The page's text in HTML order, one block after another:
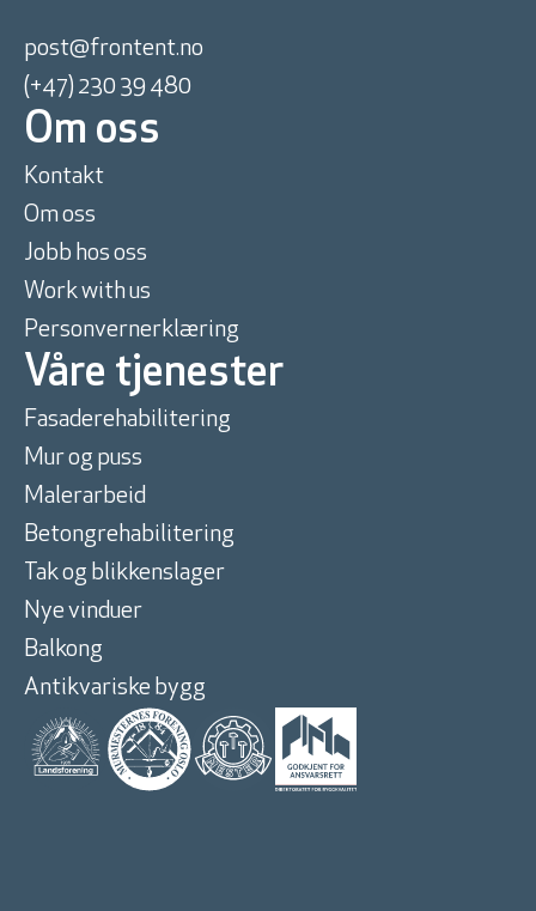
post@frontent.no
(+47) 230 39 480
Om oss
Kontakt
Om oss
Jobb hos oss
Work with us
Personvernerklæring
Våre tjenester
Fasaderehabilitering
Mur og puss
Malerarbeid
Betongrehabilitering
Tak og blikkenslager
Nye vinduer
Balkong
Antikvariske bygg